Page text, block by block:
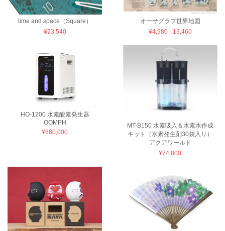
time and space（Square）
¥23,540
オーサグラフ世界地図
¥4,980 - 13,460
HO-1200 水素酸素発生器
OOMPH
¥880,000
MT-B150 水素吸入＆水素水作成
キット（水素発生剤30袋入り）
アクアワールド
¥74,800